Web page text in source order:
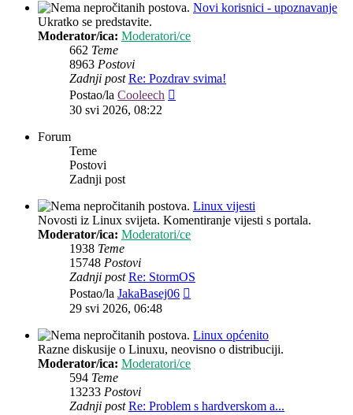
Novi korisnici - upoznavanje
Ukratko se predstavite.
Moderator/ica: Moderatori/ce
662 Teme
8963 Postovi
Zadnji post Re: Pozdrav svima!
Postao/la Cooleech
30 svi 2026, 08:22
Forum
Teme
Postovi
Zadnji post
Linux vijesti
Novosti iz Linux svijeta. Komentiranje vijesti s portala.
Moderator/ica: Moderatori/ce
1938 Teme
15748 Postovi
Zadnji post Re: StormOS
Postao/la JakaBasej06
29 svi 2026, 06:48
Linux općenito
Razne diskusije o Linuxu, neovisno o distribuciji.
Moderator/ica: Moderatori/ce
594 Teme
13233 Postovi
Zadnji post Re: Problem s hardverskom a...